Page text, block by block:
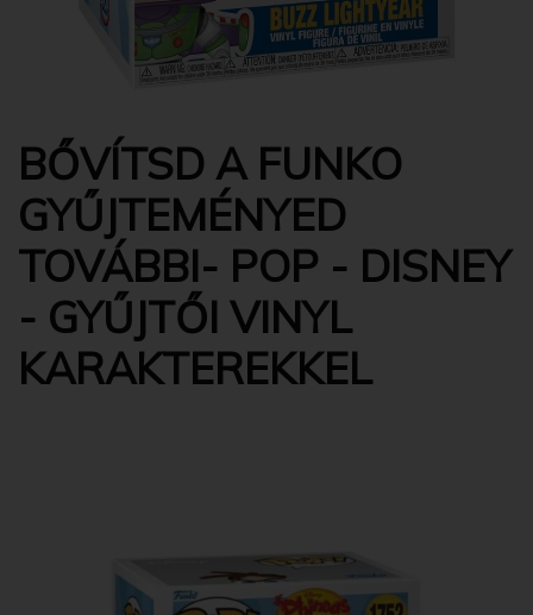
BŐVÍTSD A FUNKO
GYŰJTEMÉNYED
TOVÁBBI- POP - DISNEY
- GYŰJTŐI VINYL
KARAKTEREKKEL